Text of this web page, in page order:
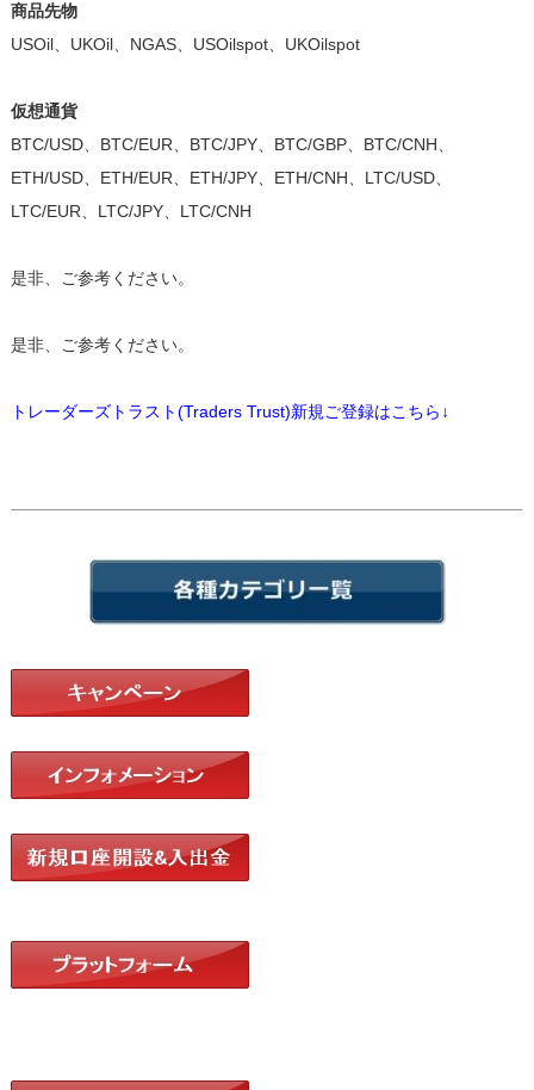
商品先物
USOil、UKOil、NGAS、USOilspot、UKOilspot
仮想通貨
BTC/USD、BTC/EUR、BTC/JPY、BTC/GBP、BTC/CNH、
ETH/USD、ETH/EUR、ETH/JPY、ETH/CNH、LTC/USD、
LTC/EUR、LTC/JPY、LTC/CNH
是非、ご参考ください。
是非、ご参考ください。
トレーダーズトラスト(Traders Trust)新規ご登録はこちら↓